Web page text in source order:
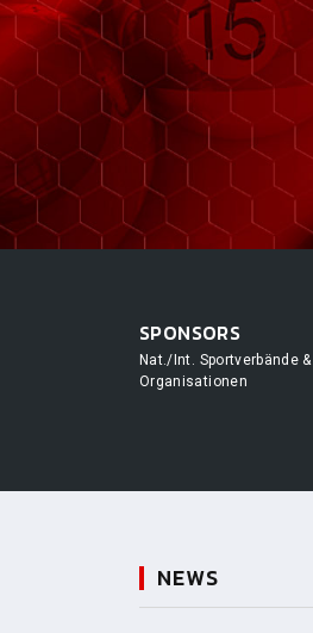
SPONSORS
Nat./Int. Sportverbände &
Organisationen
NEWS